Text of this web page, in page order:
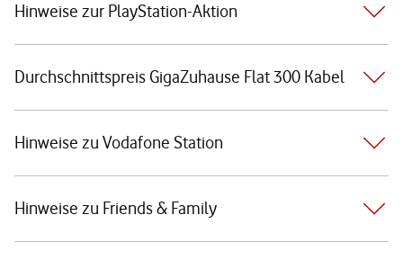
Hinweise zur PlayStation-Aktion
Durchschnittspreis GigaZuhause Flat 300 Kabel
Hinweise zu Vodafone Station
Hinweise zu Friends & Family